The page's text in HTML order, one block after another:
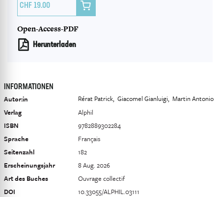
19.00 
Open-Access-PDF
Herunterladen
INFORMATIONEN
Autor:in Rérat Patrick Giacomel Gianluigi Martin Antonio
Verlag
Alphil
ISBN
9782889302284
Sprache
Français
Seitenzahl
182
Erscheinungsjahr
8 Aug. 2026
Art des Buches
Ouvrage collectif
DOI
10.33055/ALPHIL.03111